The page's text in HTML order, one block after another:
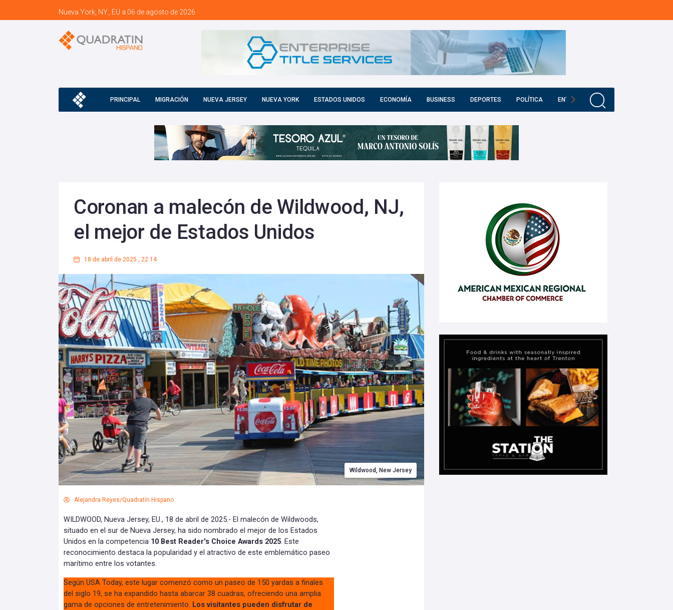
Nueva York, NY., EU a 06 de agosto de 2026
PRINCIPAL MIGRACIÓN NUEVA JERSEY NUEVA YORK ESTADOS UNIDOS ECONOMÍA BUSINESS DEPORTES POLÍTICA ENTRETENIMIENTO
Coronan a malecón de Wildwood, NJ,
el mejor de Estados Unidos
18 de abril de 2025 , 22:14
Wildwood, New Jersey
Alejandra Reyes/Quadratín Hispano
WILDWOOD, Nueva Jersey, EU., 18 de abril de 2025.- El malecón de Wildwoods,
situado en el sur de Nueva Jersey, ha sido nombrado el mejor de los Estados
Unidos en la competencia 10 Best Reader's Choice Awards 2025. Este
reconocimiento destaca la popularidad y el atractivo de este emblemático paseo
marítimo entre los votantes.
Según USA Today, este lugar comenzó como un paseo de 150 yardas a finales
del siglo 19, se ha expandido hasta abarcar 38 cuadras, ofreciendo una amplia
gama de opciones de entretenimiento. Los visitantes pueden disfrutar de